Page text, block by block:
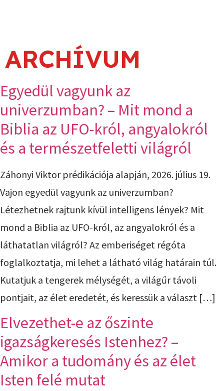
ARCHÍVUM
Egyedül vagyunk az
univerzumban? – Mit mond a
Biblia az UFO-król, angyalokról
és a természetfeletti világról
Záhonyi Viktor prédikációja alapján, 2026. július 19.
Vajon egyedül vagyunk az univerzumban?
Létezhetnek rajtunk kívül intelligens lények? Mit
mond a Biblia az UFO-król, az angyalokról és a
láthatatlan világról? Az emberiséget régóta
foglalkoztatja, mi lehet a látható világ határain túl.
Kutatjuk a tengerek mélységét, a világűr távoli
pontjait, az élet eredetét, és keressük a választ […]
Elvezethet-e az őszinte
igazságkeresés Istenhez? –
Amikor a tudomány és az élet
Isten felé mutat